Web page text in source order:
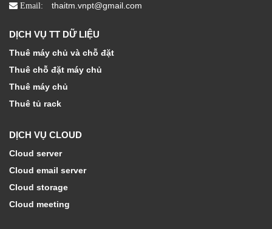
Email: thaitm.vnpt@gmail.com
DỊCH VỤ TT DỮ LIỆU
Thuê máy chủ và chỗ đặt
Thuê chỗ đặt máy chủ
Thuê máy chủ
Thuê tủ rack
DỊCH VỤ CLOUD
Cloud server
Cloud email server
Cloud storage
Cloud meeting